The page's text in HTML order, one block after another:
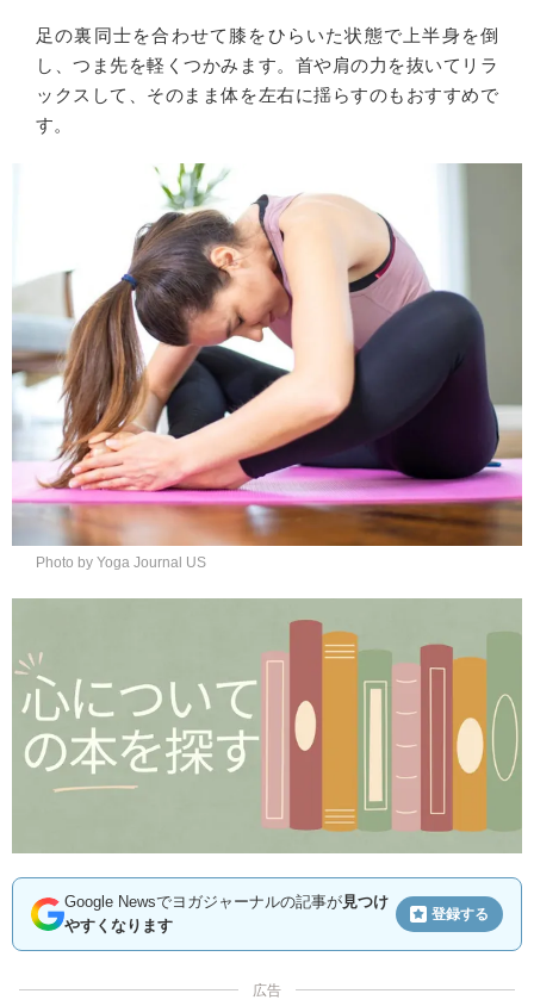
足の裏同士を合わせて膝をひらいた状態で上半身を倒
し、つま先を軽くつかみます。首や肩の力を抜いてリラ
ックスして、そのまま体を左右に揺らすのもおすすめで
す。
Photo by Yoga Journal US
Google Newsでヨガジャーナルの記事が見つけ
やすくなります
登録する
広告